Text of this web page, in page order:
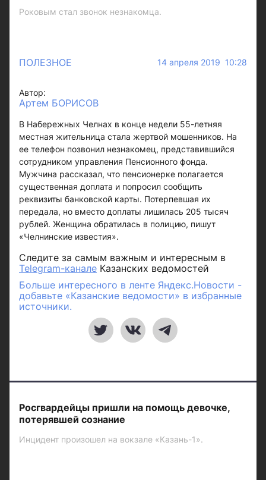
Роковым стал звонок незнакомца.
ПОЛЕЗНОЕ 14 апреля 2019 10:28
Автор:
Артем БОРИСОВ
В Набережных Челнах в конце недели 55-летняя
местная жительница стала жертвой мошенников. На
ее телефон позвонил незнакомец, представившийся
сотрудником управления Пенсионного фонда.
Мужчина рассказал, что пенсионерке полагается
существенная доплата и попросил сообщить
реквизиты банковской карты. Потерпевшая их
передала, но вместо доплаты лишилась 205 тысяч
рублей. Женщина обратилась в полицию, пишут
«Челнинские известия».
Следите за самым важным и интересным в
Telegram-канале Казанских ведомостей
Больше интересного в ленте Яндекс.Новости -
добавьте «Казанские ведомости» в избранные
источники.
Росгвардейцы пришли на помощь девочке,
потерявшей сознание
Инцидент произошел на вокзале «Казань-1».